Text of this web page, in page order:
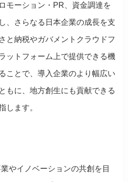
モーション・PR、資金調達を
、さらなる日本企業の成長を支
と納税やガバメントクラウドフ
ットフォーム上で提供できる機
ことで、導入企業のより幅広い
もに、地方創生にも貢献できる
します。
やイノベーションの共創を目